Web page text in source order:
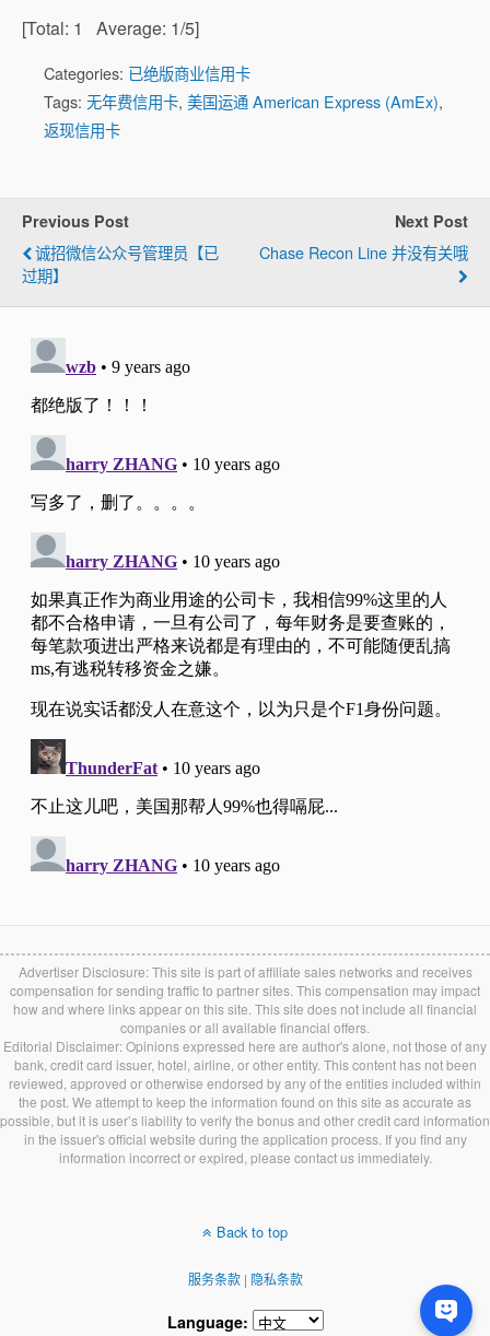
[Total: 1 Average: 1/5]
Categories: 已绝版商业信用卡
Tags: 无年费信用卡, 美国运通 American Express (AmEx),
返现信用卡
Previous Post
诚招微信公众号管理员【已
过期】
Next Post
Chase Recon Line 并没有关哦
Advertiser Disclosure: This site is part of affiliate sales networks and receives
compensation for sending traffic to partner sites. This compensation may impact
how and where links appear on this site. This site does not include all financial
companies or all available financial offers.
Editorial Disclaimer: Opinions expressed here are author's alone, not those of any
bank, credit card issuer, hotel, airline, or other entity. This content has not been
reviewed, approved or otherwise endorsed by any of the entities included within
the post. We attempt to keep the information found on this site as accurate as
possible, but it is user’s liability to verify the bonus and other credit card information
in the issuer's official website during the application process. If you find any
information incorrect or expired, please contact us immediately.
Back to top
服务条款| 隐私条款
Language: